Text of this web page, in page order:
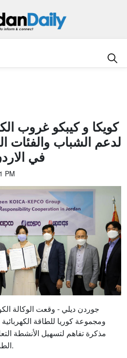
كويكا و كيبكو غروب
لدعم الشباب والفئات
في
PM
جوردن ديلي - وقعت الوكالة
ومجموعة كوريا للطاقة
مذكرة تفاهم لتسهيل الأنشطة
الطرفين لدعم المجتمع الأردني.